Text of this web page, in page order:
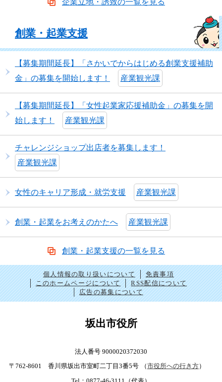
創業・起業支援
【募集期間延長】「さかいでからはじめる創業支援補助
金」の募集を開始します！
産業観光課
【募集期間延長】「女性起業家応援補助金」の募集を開
始します！
産業観光課
チャレンジショップ出店者を募集します！
産業観光課
女性のキャリア形成・就労支援 産業観光課
創業・起業をお考えのかたへ 産業観光課
創業・起業支援の一覧を見る
個人情報の取り扱いについて
免責事項
このホームページについて
RSS配信について
広告の募集について
坂出市役所
法人番号 9000020372030
〒762-8601 香川県坂出市室町二丁目3番5号
（市役所への行き方）